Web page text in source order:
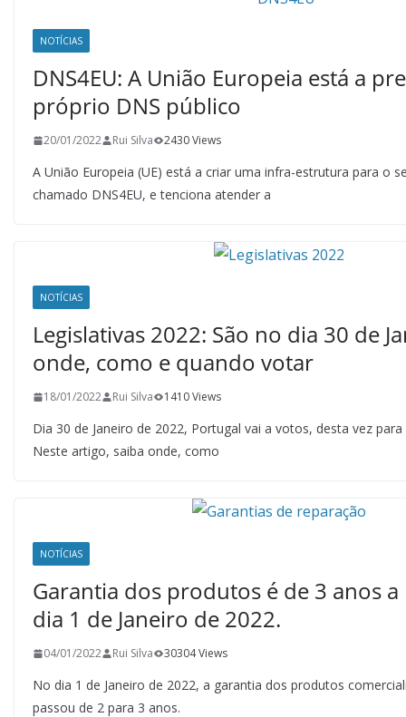
NOTÍCIAS
DNS4EU: A União Europeia está a
próprio DNS público
20/01/2022 Rui Silva 2430 Views
A União Europeia (UE) está a criar uma infra-estrutura para o
chamado DNS4EU, e tenciona atender a
NOTÍCIAS
Legislativas 2022: São no dia 30 de
onde, como e quando votar
18/01/2022 Rui Silva 1410 Views
Dia 30 de Janeiro de 2022, Portugal vai a votos, desta vez
Neste artigo, saiba onde, como
NOTÍCIAS
Garantia dos produtos é de 3 anos
dia 1 de Janeiro de 2022.
04/01/2022 Rui Silva 30304 Views
No dia 1 de Janeiro de 2022, a garantia dos produtos
passou de 2 para 3 anos.